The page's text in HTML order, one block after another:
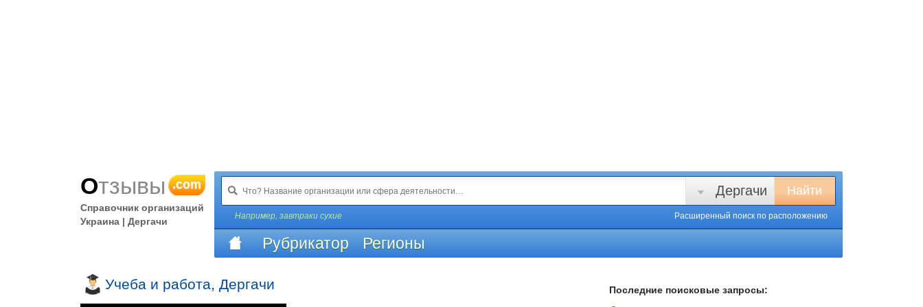
Отзывы .com
Справочник организаций
Украина | Дергачи
Найти
Дергачи
Например, завтраки сухие Расширенный поиск по расположению
Рубрикатор Регионы
Учеба и работа, Дергачи Последние поисковые запросы: